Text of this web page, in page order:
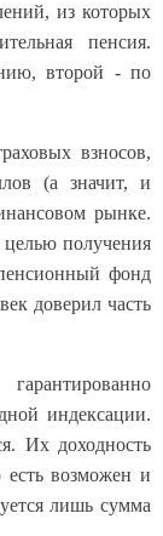
из которых
пенсия.
второй - по
взносов,
(а значит, и
рынке.
целью получения
фонд
доверил часть
индексации.
Их доходность
есть возможен и
лишь сумма